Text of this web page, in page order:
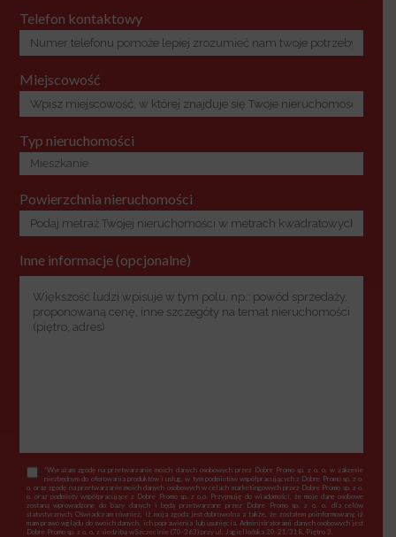
Telefon kontaktowy
Miejscowość
Typ nieruchomości
Powierzchnia nieruchomości
Inne informacje (opcjonalne)
*Wyrażam zgodę na przetwarzanie moich danych osobowych przez Dobre Promo sp. z o. o. w zakresie
niezbędnym do oferowania produktów i usług, w tym podmiotów współpracujących z Dobre Promo sp. z o.
o. oraz zgodę na przetwarzanie moich danych osobowych w celach marketingowych przez Dobre Promo sp. z o.
o. oraz podmioty współpracujące z Dobre Promo sp. z o.o. Przyjmuję do wiadomości, że moje dane osobowe
zostaną wprowadzone do bazy danych i będą przetwarzane przez Dobre Promo sp. z o. o. dla celów
statystycznych. Oświadczam również, iż moja zgoda jest dobrowolna a także, że zostałem poinformowany, iż
mam prawo wglądu do swoich danych, ich poprawienia lub usunięcia. Administratorami danych osobowych jest
Dobre Promo sp. z o. o. z siedzibą wSzczecinie (70-363) przy ul. Jagiellońska 20-21/318, Piętro 3.